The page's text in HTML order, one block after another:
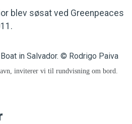
blev søsat ved Greenpeaces
inviterer vi til rundvisning om bord.